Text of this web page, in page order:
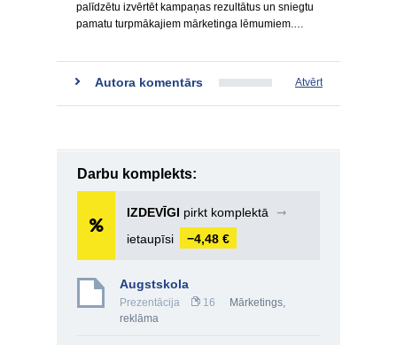
palīdzētu izvērtēt kampaņas rezultātus un sniegtu
pamatu turpmākajiem mārketinga lēmumiem.…
Autora komentārs Atvērt
Darbu komplekts:
IZDEVĪGI pirkt komplektā
➞
ietaupīsi
−4,48 €
Augstskola
Prezentācija 16
Mārketings,
reklāma